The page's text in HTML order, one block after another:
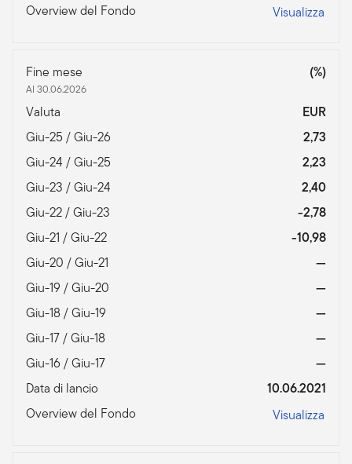
Overview del Fondo
Visualizza
Fine mese
Al 30.06.2026
(%)
Valuta
EUR
Giu-25 / Giu-26
2,73
Giu-24 / Giu-25
2,23
Giu-23 / Giu-24
2,40
Giu-22 / Giu-23
-2,78
Giu-21 / Giu-22
-10,98
Giu-20 / Giu-21
—
Giu-19 / Giu-20
—
Giu-18 / Giu-19
—
Giu-17 / Giu-18
—
Giu-16 / Giu-17
—
Data di lancio
10.06.2021
Overview del Fondo
Visualizza